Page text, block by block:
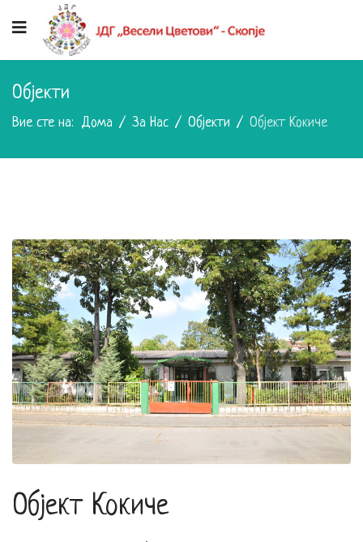
Објекти
Вие сте на: Дома За Нас Објекти Објект Кокиче
Објект Кокиче